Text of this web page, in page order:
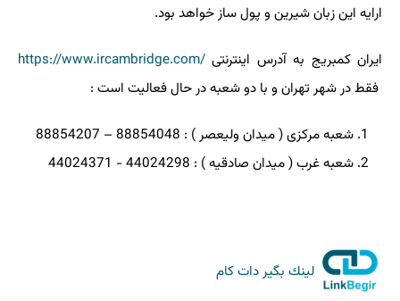
ارایه این زبان شیرین و پول ساز خواهد بود.
ایران کمبریج به آدرس اینترنتی https://www.ircambridge.com/
فقط در شهر تهران و با دو شعبه در حال فعالیت است :
شعبه مرکزی ( میدان ولیعصر ) : 88854048 – 88854207
شعبه غرب ( میدان صادقیه ) : 44024298 - 44024371
لینك بگیر دات كام